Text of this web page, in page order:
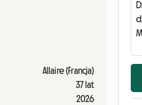
Allaire (Francja)
37 lat
2026